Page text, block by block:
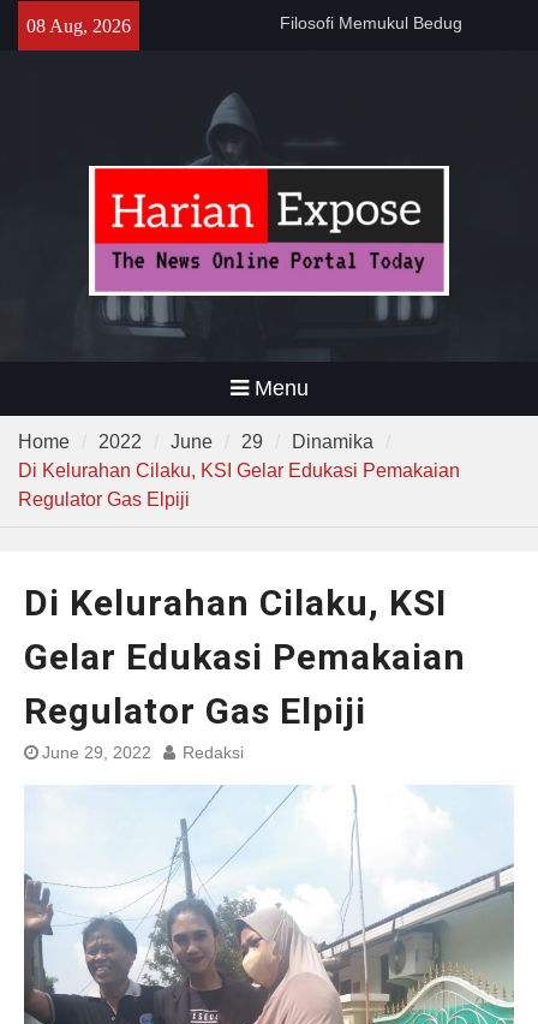
08 Aug, 2026
141 Tahun Stasiun Slawi : “Dari
Temuan 995 Airsoft Gun dan
Narkoba di Sekolah Kebayoran
Lama, DPR Minta Diusut
Tuntas
Menu
Home 2022 June 29
Dinamika
Di Kelurahan Cilaku, KSI Gelar Edukasi Pemakaian
Regulator Gas Elpiji
Di Kelurahan Cilaku, KSI
Gelar Edukasi Pemakaian
Regulator Gas Elpiji
June 29, 2022 Redaksi